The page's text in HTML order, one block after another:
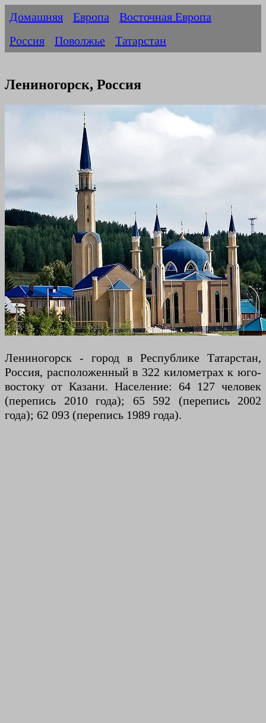
Домашняя Европа
Восточная Европа
Россия
Поволжье Татарстан
Лениногорск, Россия
Лениногорск - город в Республике Татарстан,
Россия, расположенный в 322 километрах к юго-
востоку от Казани. Население: 64 127 человек
(перепись 2010 года); 65 592 (перепись 2002
года); 62 093 (перепись 1989 года).